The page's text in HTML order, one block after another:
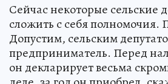
Сейчас некоторые сельские
сложить с себя полномочия.
Допустим, сельским
предприниматель. Перед
он декларирует весьма